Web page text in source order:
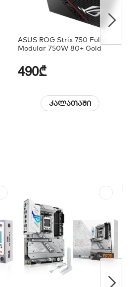
ASUS ROG Strix 750 Fully
Modular 750W 80+ Gold
490₾
კალათაში